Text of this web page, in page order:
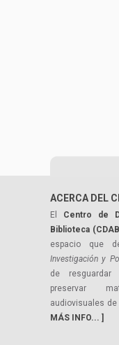
ACERCA DEL
El Centro de
Biblioteca
espacio que
Investigación y
de
preservar
audiovisuales
MÁS INFO... ]